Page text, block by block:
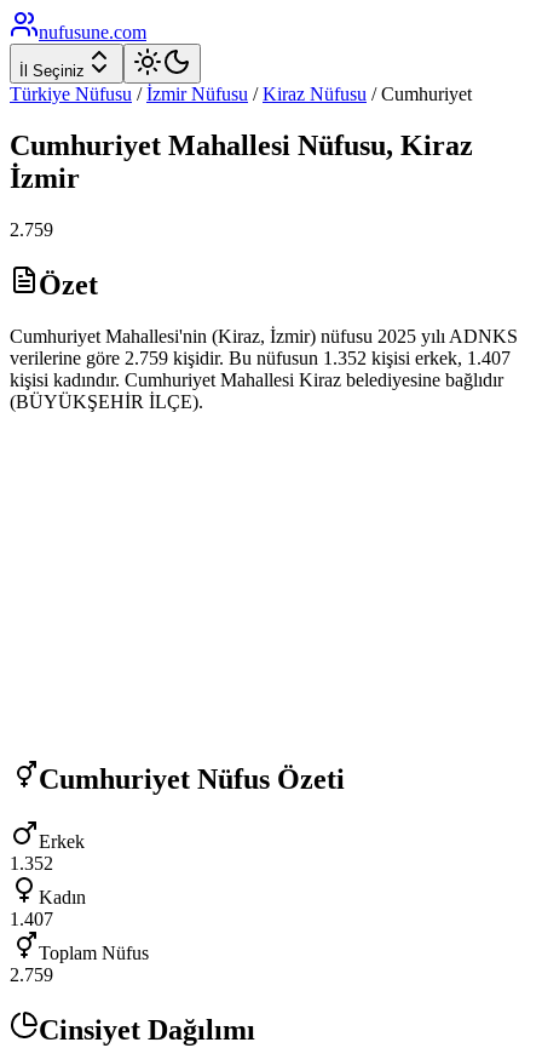
nufusune.com
İl Seçiniz
Türkiye Nüfusu / İzmirNüfusu / Kiraz Nüfusu /Cumhuriyet
Cumhuriyet Mahallesi Nüfusu, Kiraz
İzmir
2.759
Özet
Cumhuriyet Mahallesi'nin (Kiraz, İzmir) nüfusu 2025 yılı ADNKS
verilerine göre 2.759 kişidir. Bu nüfusun 1.352 kişisi erkek, 1.407
kişisi kadındır. Cumhuriyet Mahallesi Kiraz belediyesine bağlıdır
(BÜYÜKŞEHİR İLÇE).
Cumhuriyet Nüfus Özeti
Erkek
1.352
Kadın
1.407
Toplam Nüfus
2.759
Cinsiyet Dağılımı